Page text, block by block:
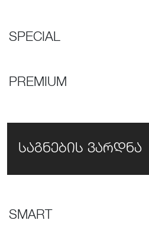
SPECIAL
PREMIUM
საგნების ვარდნა
SMART